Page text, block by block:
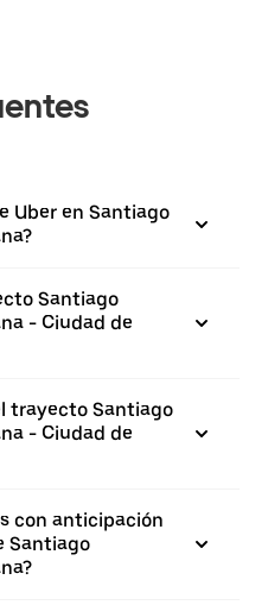
Uber en Santiago
Santiago
- Ciudad de
trayecto Santiago
- Ciudad de
con anticipación
Santiago